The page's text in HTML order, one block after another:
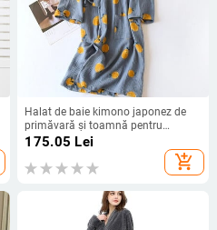
Halat de baie kimono japonez de
primăvară și toamnă pentru
doamne din pânză creponată de
bumbac halat de baie subțire de
vară serviciu la domiciliu
175.05 Lei
add_shopping_cart